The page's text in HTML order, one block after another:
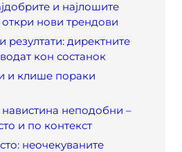
и најлошите
нови трендови
резултати: директните
кон состанок
и клише пораки
неподобни –
и по контекст
неочекуваните